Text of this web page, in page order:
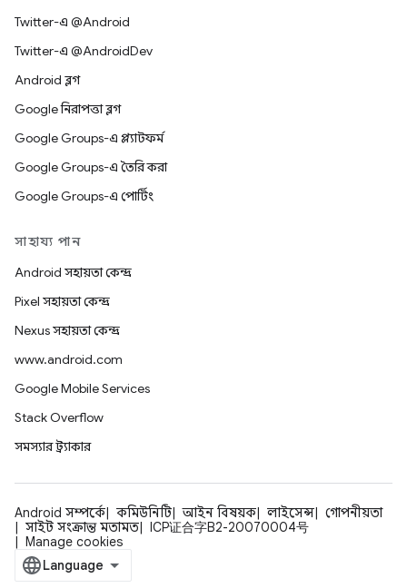
Twitter-এ @Android
Twitter-এ @AndroidDev
Android ব্লগ
Google নিরাপত্তা ব্লগ
Google Groups-এ প্ল্যাটফর্ম
Google Groups-এ তৈরি করা
Google Groups-এ পোর্টিং
সাহায্য পান
Android সহায়তা কেন্দ্র
Pixel সহায়তা কেন্দ্র
Nexus সহায়তা কেন্দ্র
www.android.com
Google Mobile Services
Stack Overflow
সমস্যার ট্র্যাকার
Android সম্পর্কে কমিউনিটি আইন বিষয়ক লাইসেন্স
গোপনীয়তা
সাইট সংক্রান্ত মতামত
ICP证合字B2-20070004号
Manage cookies